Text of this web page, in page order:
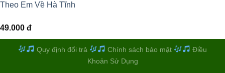
Theo Em Về Hà Tĩnh
49.000 đ
Quy định đổi trả Chính sách bảo mật
Điều
Khoản Sử Dụng